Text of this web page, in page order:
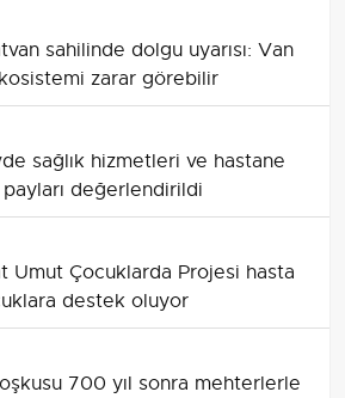
sahilinde dolgu uyarısı: Van
zarar görebilir
sağlık hizmetleri ve hastane
payları değerlendirildi
Umut Çocuklarda Projesi hasta
destek oluyor
700 yıl sonra mehterlerle